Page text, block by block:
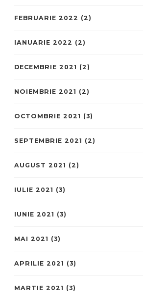
FEBRUARIE 2022 (2)
IANUARIE 2022 (2)
DECEMBRIE 2021 (2)
NOIEMBRIE 2021 (2)
OCTOMBRIE 2021 (3)
SEPTEMBRIE 2021 (2)
AUGUST 2021 (2)
IULIE 2021 (3)
IUNIE 2021 (3)
MAI 2021 (3)
APRILIE 2021 (3)
MARTIE 2021 (3)